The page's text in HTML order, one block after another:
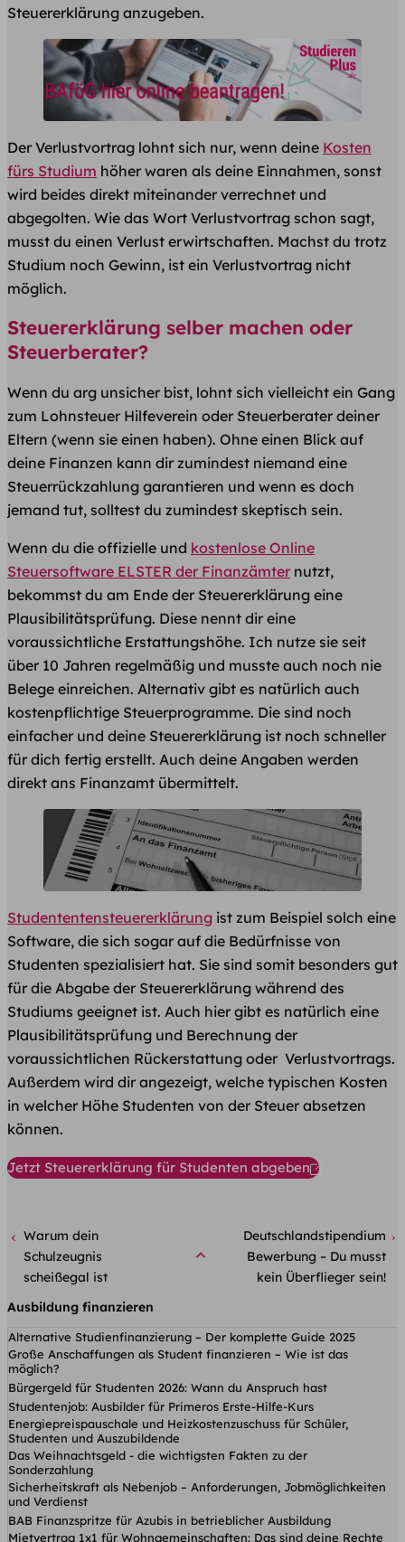
Steuererklärung anzugeben.
Der Verlustvortrag lohnt sich nur, wenn deine Kosten
fürs Studium höher waren als deine Einnahmen, sonst
wird beides direkt miteinander verrechnet und
abgegolten. Wie das Wort Verlustvortrag schon sagt,
musst du einen Verlust erwirtschaften. Machst du trotz
Studium noch Gewinn, ist ein Verlustvortrag nicht
möglich.
Steuererklärung selber machen oder
Steuerberater?
Wenn du arg unsicher bist, lohnt sich vielleicht ein Gang
zum Lohnsteuer Hilfeverein oder Steuerberater deiner
Eltern (wenn sie einen haben). Ohne einen Blick auf
deine Finanzen kann dir zumindest niemand eine
Steuerrückzahlung garantieren und wenn es doch
jemand tut, solltest du zumindest skeptisch sein.
Wenn du die offizielle und kostenlose Online
Steuersoftware ELSTER der Finanzämter nutzt,
bekommst du am Ende der Steuererklärung eine
Plausibilitätsprüfung. Diese nennt dir eine
voraussichtliche Erstattungshöhe. Ich nutze sie seit
über 10 Jahren regelmäßig und musste auch noch nie
Belege einreichen. Alternativ gibt es natürlich auch
kostenpflichtige Steuerprogramme. Die sind noch
einfacher und deine Steuererklärung ist noch schneller
für dich fertig erstellt. Auch deine Angaben werden
direkt ans Finanzamt übermittelt.
Studententensteuererklärung ist zum Beispiel solch eine
Software, die sich sogar auf die Bedürfnisse von
Studenten spezialisiert hat. Sie sind somit besonders gut
für die Abgabe der Steuererklärung während des
Studiums geeignet ist. Auch hier gibt es natürlich eine
Plausibilitätsprüfung und Berechnung der
voraussichtlichen Rückerstattung oder Verlustvortrags.
Außerdem wird dir angezeigt, welche typischen Kosten
in welcher Höhe Studenten von der Steuer absetzen
können.
Jetzt Steuererklärung für Studenten abgeben
Warum dein
Schulzeugnis
scheißegal ist
Deutschlandstipendium
Bewerbung – Du musst
kein Überflieger sein!
Ausbildung finanzieren
Alternative Studienfinanzierung – Der komplette Guide 2025
Große Anschaffungen als Student finanzieren – Wie ist das
möglich?
Bürgergeld für Studenten 2026: Wann du Anspruch hast
Studentenjob: Ausbilder für Primeros Erste-Hilfe-Kurs
Energiepreispauschale und Heizkostenzuschuss für Schüler,
Studenten und Auszubildende
Das Weihnachtsgeld - die wichtigsten Fakten zu der
Sonderzahlung
Sicherheitskraft als Nebenjob – Anforderungen, Jobmöglichkeiten
und Verdienst
BAB Finanzspritze für Azubis in betrieblicher Ausbildung
Mietvertrag 1x1 für Wohngemeinschaften: Das sind deine Rechte